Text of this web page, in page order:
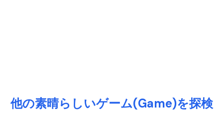
他の素晴らしいゲーム(Game)を探検